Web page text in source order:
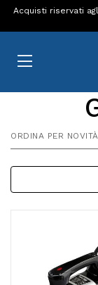
Acquisti riservati
ORDINA PER NOVITÀ